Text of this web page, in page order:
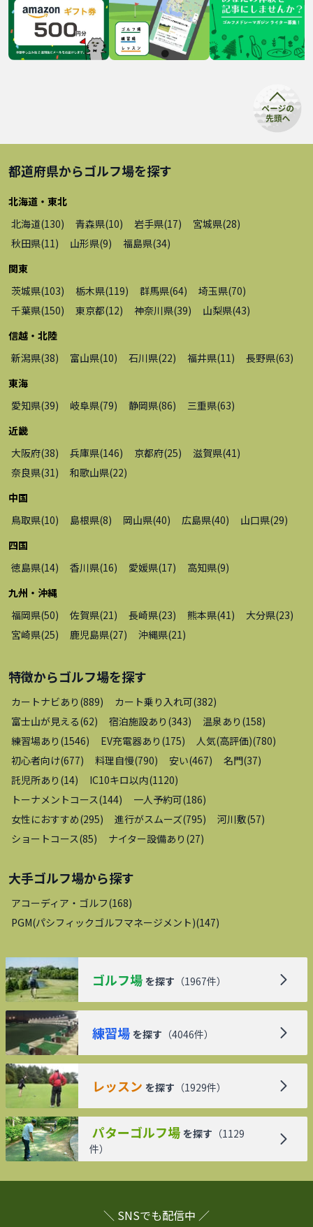
都道府県からゴルフ場を探す
北海道・東北
北海道(130) 青森県(10) 岩手県(17) 宮城県(28)
秋田県(11 ) 山形県(9) 福島県(34)
関東
茨城県(103) 栃木県(119) 群馬県(64) 埼玉県(70)
千葉県(150) 東京都(12) 神奈川県(39) 山梨県(43)
信越・北陸
新潟県(38) 富山県(10) 石川県(22) 福井県(11 ) 長野県(63)
東海
愛知県(39) 岐阜県(79) 静岡県(86) 三重県(63)
近畿
大阪府(38) 兵庫県(146) 京都府(25) 滋賀県(41 )
奈良県(31 ) 和歌山県(22)
中国
鳥取県(10) 島根県(8) 岡山県(40) 広島県(40) 山口県(29)
四国
徳島県(14) 香川県(16) 愛媛県(17) 高知県(9)
九州・沖縄
福岡県(50) 佐賀県(21 ) 長崎県(23) 熊本県(41 ) 大分県(23)
宮崎県(25) 鹿児島県(27) 沖縄県(21 )
特徴からゴルフ場を探す
カートナビあり (889) カート乗り入れ可(382)
富士山が見える(62) 宿泊施設あり (343) 温泉あり (158)
練習場あり (1546) EV充電器あり (175) 人気(高評価)(780)
初心者向け(677) 料理自慢(790) 安い(467) 名門(37)
託児所あり (14) IC10キロ以内(1120)
トーナメントコース(144) 一人予約可(186)
女性におすすめ(295) 進行がスムーズ(795) 河川敷(57)
ショートコース(85) ナイター設備あり (27)
大手ゴルフ場から探す
アコーディア・ゴルフ(168)
PGM(パシフィックゴルフマネージメント)(147)
ゴルフ場 を探す （1967件）
練習場 を探す （4046件）
レッスン を探す （1929件）
パターゴルフ場 を探す （1129
件）
＼ SNSでも配信中 ／